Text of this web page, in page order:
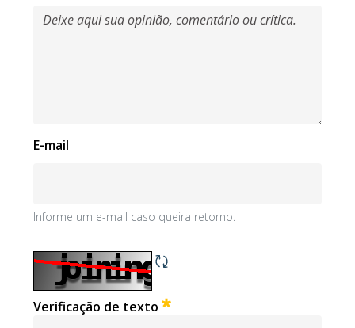
E-mail
Informe um e-mail caso queira retorno.
Verificação de texto Obrigatório